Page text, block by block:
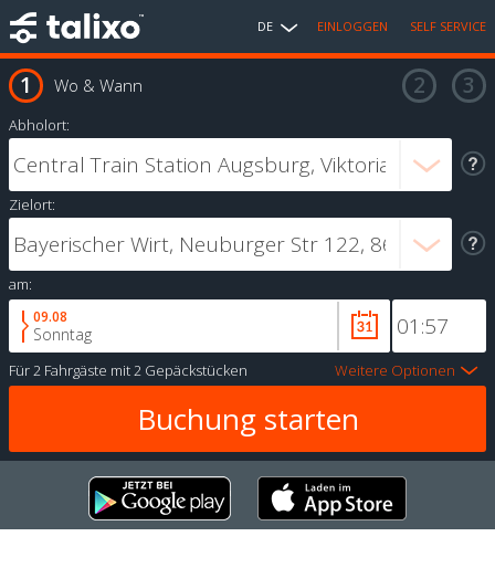
DE EINLOGGEN SELF SERVICE
Wo & Wann
Abholort:
Zielort:
am:
09.08
Sonntag
Für2 Fahrgäste mit2 Gepäckstücken Weitere Optionen